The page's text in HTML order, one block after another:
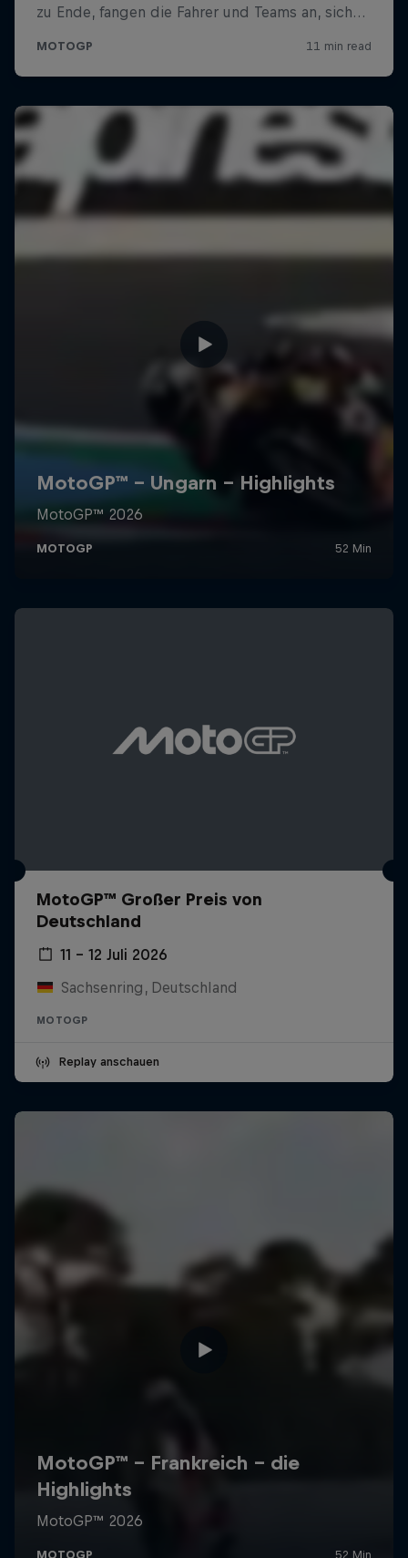
MotoGP™ Großer Preis von
Deutschland
11 – 12 Juli 2026
Sachsenring, Deutschland
MOTOGP
Replay anschauen